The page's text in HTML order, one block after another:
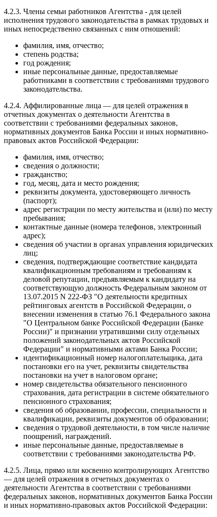
4.2.3. Члены семьи работников Агентства - для целей
исполнения трудового законодательства в рамках трудовых и
иных непосредственно связанных с ним отношений:
фамилия, имя, отчество;
степень родства;
год рождения;
иные персональные данные, предоставляемые
работниками в соответствии с требованиями трудового
законодательства.
4.2.4. Аффилированные лица — для целей отражения в
отчетных документах о деятельности Агентства в
соответствии с требованиями федеральных законов,
нормативных документов Банка России и иных нормативно-
правовых актов Российской Федерации:
фамилия, имя, отчество;
сведения о должности;
гражданство;
год, месяц, дата и место рождения;
реквизиты документа, удостоверяющего личность
(паспорт);
адрес регистрации по месту жительства и (или) по месту
пребывания;
контактные данные (номера телефонов, электронный
адрес);
сведения об участии в органах управления юридических
лиц;
сведения, подтверждающие соответствие кандидата
квалификационным требованиям и требованиям к
деловой репутации, предъявляемым к кандидату на
соответствующую должность Федеральным законом от
13.07.2015 N 222-ФЗ "О деятельности кредитных
рейтинговых агентств в Российской Федерации, о
внесении изменения в статью 76.1 Федерального закона
"О Центральном банке Российской Федерации (Банке
России)" и признании утратившими силу отдельных
положений законодательных актов Российской
Федерации" и нормативными актами Банка России;
идентификационный номер налогоплательщика, дата
постановки его на учет, реквизиты свидетельства
постановки на учет в налоговом органе;
номер свидетельства обязательного пенсионного
страхования, дата регистрации в системе обязательного
пенсионного страхования;
сведения об образовании, профессии, специальности и
квалификации, реквизиты документов об образовании;
сведения о трудовой деятельности, в том числе наличие
поощрений, награждений.
иные персональные данные, предоставляемые в
соответствии с требованиями законодательства РФ.
4.2.5. Лица, прямо или косвенно контролирующих Агентство
— для целей отражения в отчетных документах о
деятельности Агентства в соответствии с требованиями
федеральных законов, нормативных документов Банка России
и иных нормативно-правовых актов Российской Федерации: